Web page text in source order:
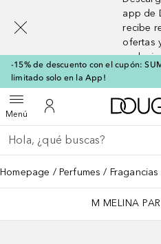
app de
recibe
ofertas
-15% de descuento con el cupón:
limitado solo en la App!
MenúAbrir menúMi cuenta
Regresar
Ejecutar búsqueda
Homepage Perfumes
M MELINA
[navigation.slideout.screenreader]